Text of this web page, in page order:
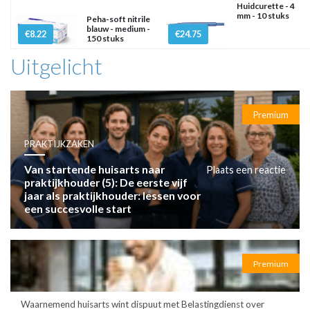
€8.22
Peha-soft nitrile
blauw - medium -
150 stuks
€24.75
Huidcurette - 4
mm - 10 stuks
Uitgelicht
Premium
PRAKTIJKZAKEN
Van startende huisarts naar
praktijkhouder (5): De eerste vijf
jaar als praktijkhouder: lessen voor
een succesvolle start
Plaats een reactie
Premium
Waarnemend huisarts wint dispuut met Belastingdienst over